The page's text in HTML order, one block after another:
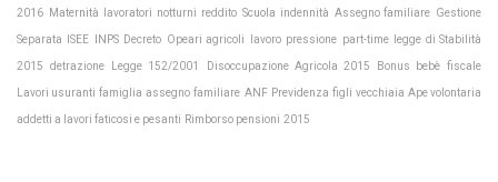
2016 Maternità lavoratori notturni reddito Scuola indennità Assegno familiare Gestione
Separata ISEE INPS Decreto Opeari agricoli lavoro pressione part-time legge di Stabilità
2015 detrazione Legge 152/2001 Disoccupazione Agricola 2015 Bonus bebè fiscale
Lavori usuranti famiglia assegno familiare ANF Previdenza figli vecchiaia Ape volontaria
addetti a lavori faticosi e pesanti Rimborso pensioni 2015